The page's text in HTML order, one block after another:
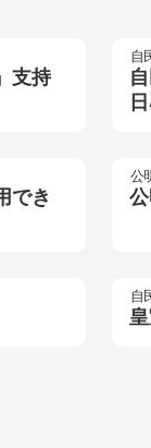
支持
自
でき
公
自